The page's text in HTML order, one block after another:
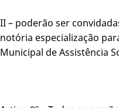
II – poderão ser
notória especialização
Municipal de Assistência